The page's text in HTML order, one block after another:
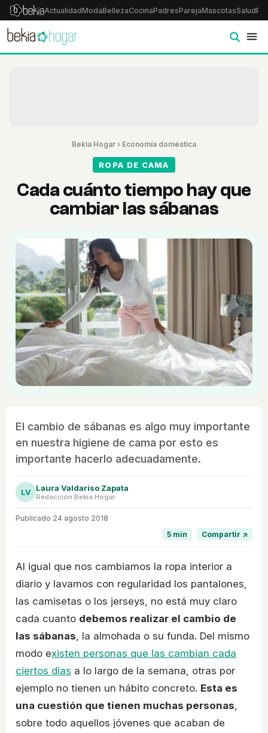
ActualidadModaBellezaCocinaPadresParejaMascotasSalud
Bekia Hogar › Economía doméstica
ROPA DE CAMA
Cada cuánto tiempo hay que
cambiar las sábanas
El cambio de sábanas es algo muy importante
en nuestra higiene de cama por esto es
importante hacerlo adecuadamente.
LV Laura Valdariso Zapata
Redacción Bekia Hogar
Publicado 24 agosto 2018
5 min
Compartir ↗
Al igual que nos cambiamos la ropa interior a
diario y lavamos con regularidad los pantalones,
las camisetas o los jerseys, no está muy claro
cada cuanto debemos realizar el cambio de
las sábanas , la almohada o su funda. Del mismo
modo existen personas que las cambian cada
ciertos días a lo largo de la semana, otras por
ejemplo no tienen un hábito concreto. Esta es
una cuestión que tienen muchas personas
sobre todo aquellos jóvenes que acaban de